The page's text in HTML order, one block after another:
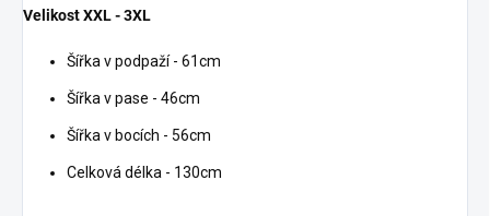
Velikost XXL - 3XL
Šířka v podpaží - 61cm
Šířka v pase - 46cm
Šířka v bocích - 56cm
Celková délka - 130cm